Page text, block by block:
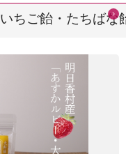
いちご飴・たちばな